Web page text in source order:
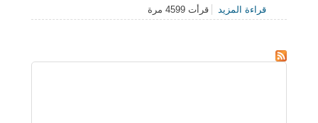
قراءة المزيدحول الهيئة العامة للأرصاد تحذر من سقوط أمطار وسيول
بسيناء
قرأت 4599 مرة